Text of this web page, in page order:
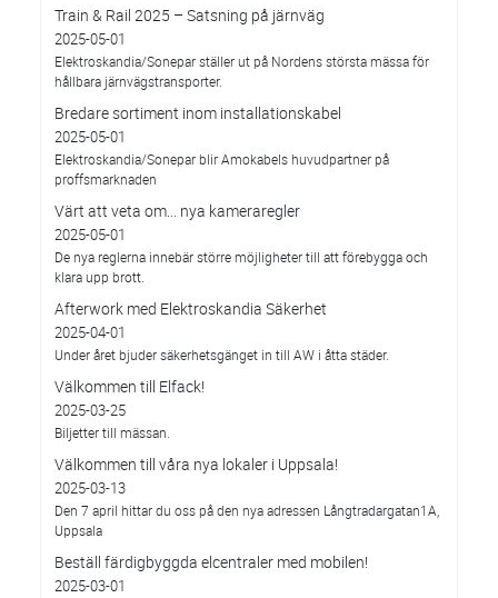
Train & Rail 2025 – Satsning på järnväg
2025-05-01
Elektroskandia/Sonepar ställer ut på Nordens största mässa för
hållbara järnvägstransporter.
Bredare sortiment inom installationskabel
2025-05-01
Elektroskandia/Sonepar blir Amokabels huvudpartner på
proffsmarknaden
Värt att veta om... nya kameraregler
2025-05-01
De nya reglerna innebär större möjligheter till att förebygga och
klara upp brott.
Afterwork med Elektroskandia Säkerhet
2025-04-01
Under året bjuder säkerhetsgänget in till AW i åtta städer.
Välkommen till Elfack!
2025-03-25
Biljetter till mässan.
Välkommen till våra nya lokaler i Uppsala!
2025-03-13
Den 7 april hittar du oss på den nya adressen Långtradargatan1A,
Uppsala
Beställ färdigbyggda elcentraler med mobilen!
2025-03-01